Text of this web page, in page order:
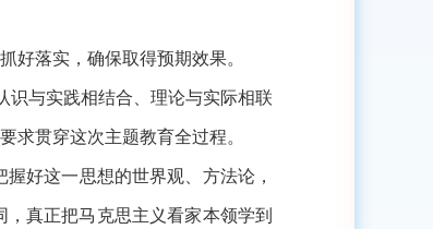
好落实，确保取得预期效果。
识与实践相结合、理论与实际相联
求贯穿这次主题教育全过程。
好这一思想的世界观、方法论，
真正把马克思主义看家本领学到